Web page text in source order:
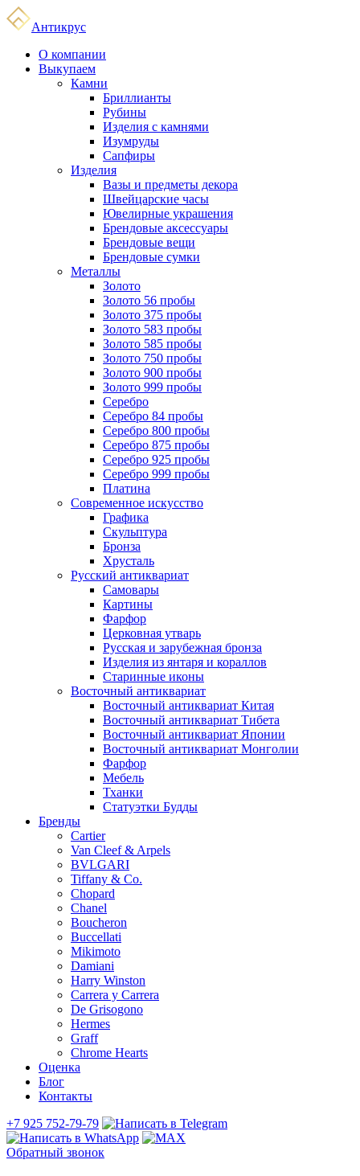
Антикрус
О компании
Выкупаем
Камни
Бриллианты
Рубины
Изделия с камнями
Изумруды
Сапфиры
Изделия
Вазы и предметы декора
Швейцарские часы
Ювелирные украшения
Брендовые аксессуары
Брендовые вещи
Брендовые сумки
Металлы
Золото
Золото 56 пробы
Золото 375 пробы
Золото 583 пробы
Золото 585 пробы
Золото 750 пробы
Золото 900 пробы
Золото 999 пробы
Серебро
Серебро 84 пробы
Серебро 800 пробы
Серебро 875 пробы
Серебро 925 пробы
Серебро 999 пробы
Платина
Современное искусство
Графика
Скульптура
Бронза
Хрусталь
Русский антиквариат
Самовары
Картины
Фарфор
Церковная утварь
Русская и зарубежная бронза
Изделия из янтаря и кораллов
Старинные иконы
Восточный антиквариат
Восточный антиквариат Китая
Восточный антиквариат Тибета
Восточный антиквариат Японии
Восточный антиквариат Монголии
Фарфор
Мебель
Тханки
Статуэтки Будды
Бренды
Cartier
Van Cleef & Arpels
BVLGARI
Tiffany & Co.
Chopard
Chanel
Boucheron
Buccellati
Mikimoto
Damiani
Harry Winston
Carrera y Carrera
De Grisogono
Hermes
Graff
Chrome Hearts
Оценка
Блог
Контакты
+7 925 752-79-79
Обратный звонок